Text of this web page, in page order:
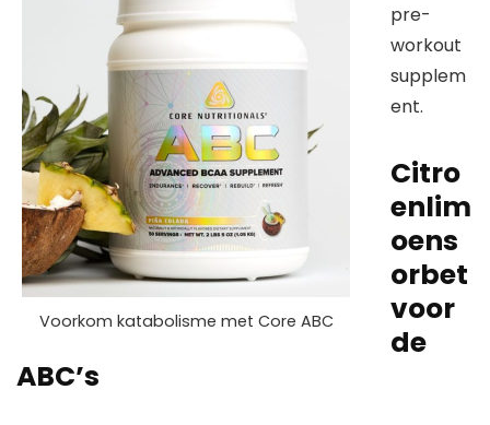
Voorkom katabolisme met Core ABC
pre-
workout
supplem
ent.
Citro
enlim
oens
orbet
voor
de
ABC’s